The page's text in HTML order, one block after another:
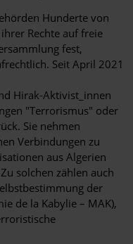
Hunderte von
Rechte auf freie
fest,
Seit April 2021
Hirak-Aktivist_innen
"Terrorismus" oder
Sie nehmen
Verbindungen zu
aus Algerien
solchen zählen auch
der
de la Kabylie – MAK),